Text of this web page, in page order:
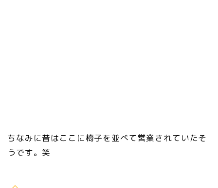
ちなみに昔はここに椅子を並べて営業されていたそ
うです。笑